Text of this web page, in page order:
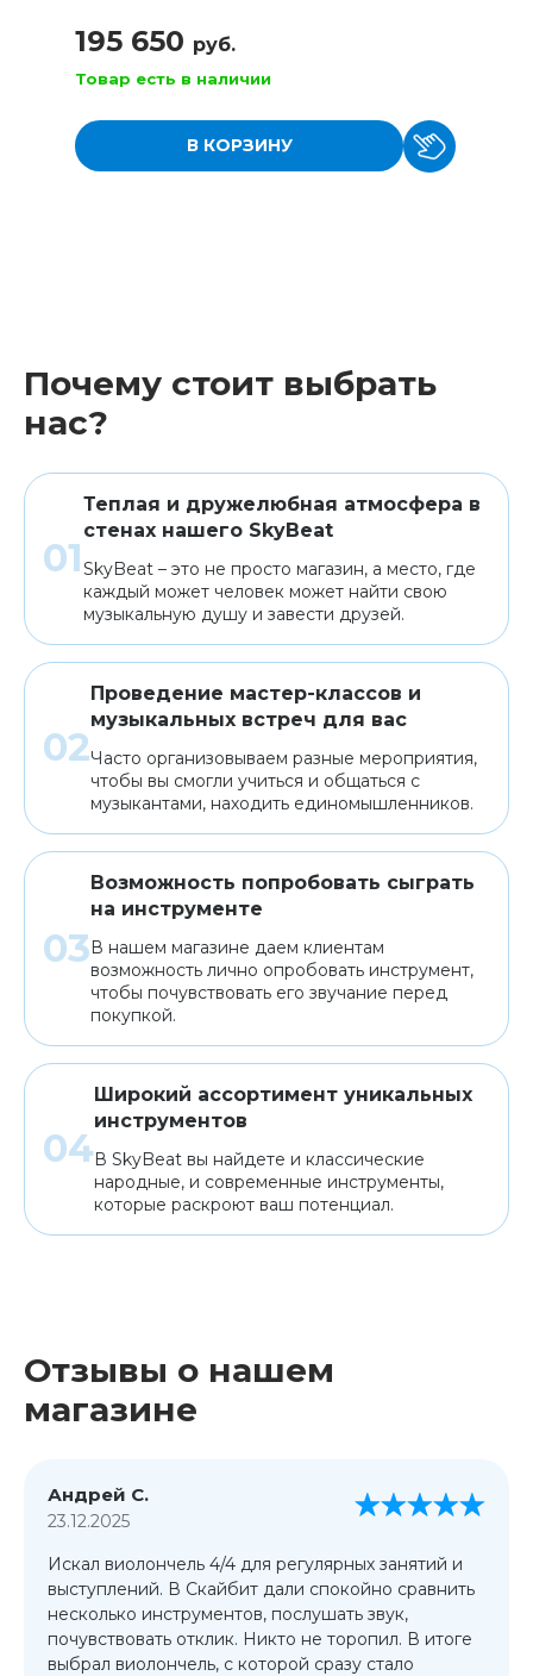
195 650 руб.
Товар есть в наличии
В КОРЗИНУ
Почему стоит выбрать
нас?
Теплая и дружелюбная атмосфера в
стенах нашего SkyBeat
SkyBeat – это не просто магазин, а место, где
каждый может человек может найти свою
музыкальную душу и завести друзей.
Проведение мастер-классов и
музыкальных встреч для вас
Часто организовываем разные мероприятия,
чтобы вы смогли учиться и общаться с
музыкантами, находить единомышленников.
Возможность попробовать сыграть
на инструменте
В нашем магазине даем клиентам
возможность лично опробовать инструмент,
чтобы почувствовать его звучание перед
покупкой.
Широкий ассортимент уникальных
инструментов
В SkyBeat вы найдете и классические
народные, и современные инструменты,
которые раскроют ваш потенциал.
Отзывы о нашем
магазине
Андрей С.
23.12.2025
Искал виолончель 4/4 для регулярных занятий и
выступлений. В Скайбит дали спокойно сравнить
несколько инструментов, послушать звук,
почувствовать отклик. Никто не торопил. В итоге
выбрал виолончель, с которой сразу стало